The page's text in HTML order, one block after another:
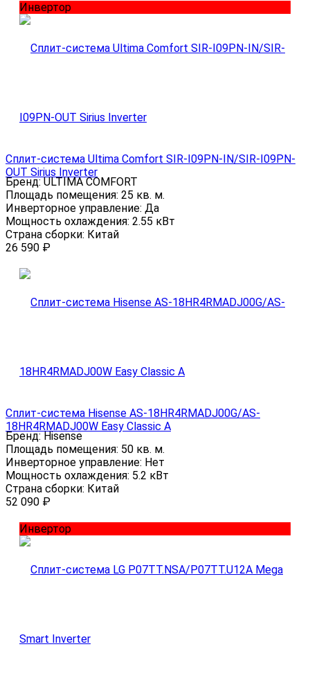
Инвертор
Сплит-система Ultima Comfort SIR-I09PN-IN/SIR-I09PN-
OUT Sirius Inverter
Бренд: ULTIMA COMFORT
Площадь помещения: 25 кв. м.
Инверторное управление: Да
Мощность охлаждения: 2.55 кВт
Страна сборки: Китай
26 590 ₽
Сплит-система Hisense AS-18HR4RMADJ00G/AS-
18HR4RMADJ00W Easy Classic A
Бренд: Hisense
Площадь помещения: 50 кв. м.
Инверторное управление: Нет
Мощность охлаждения: 5.2 кВт
Страна сборки: Китай
52 090 ₽
Инвертор